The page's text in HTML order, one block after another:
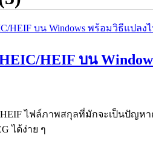
HEIF บน
HEIF ไฟล์ภาพสกุลที่มักจะเป็นปัญห
ได้ง่าย ๆ